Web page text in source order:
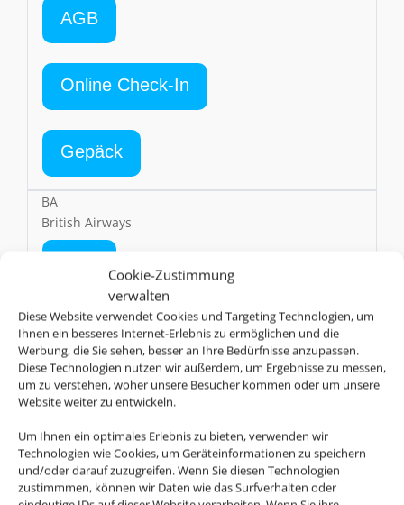
Cookie-Zustimmung
verwalten
Diese Website verwendet Cookies und Targeting Technologien, um
Ihnen ein besseres Internet-Erlebnis zu ermöglichen und die
Werbung, die Sie sehen, besser an Ihre Bedürfnisse anzupassen.
Diese Technologien nutzen wir außerdem, um Ergebnisse zu messen,
um zu verstehen, woher unsere Besucher kommen oder um unsere
Website weiter zu entwickeln.
Um Ihnen ein optimales Erlebnis zu bieten, verwenden wir
Technologien wie Cookies, um Geräteinformationen zu speichern
und/oder darauf zuzugreifen. Wenn Sie diesen Technologien
zustimmmen, können wir Daten wie das Surfverhalten oder
AGB
Online Check-In
Gepäck
BA
British Airways
Online Check-In
Gepäck
SN
Brussels Airlines